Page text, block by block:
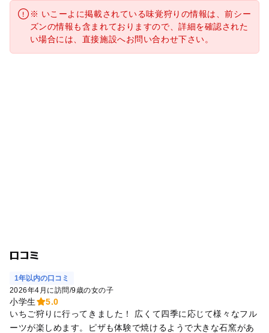
※ いこーよに掲載されている味覚狩りの情報は、前シー
ズンの情報も含まれておりますので、詳細を確認された
い場合には、直接施設へお問い合わせ下さい。
口コミ
1年以内の口コミ
2026年4月に訪問/9歳の女の子
小学生
5.0
いちご狩りに行ってきました！ 広くて四季に応じて様々なフル
ーツが楽しめます。ピザも体験で焼けるようで大きな石窯があ